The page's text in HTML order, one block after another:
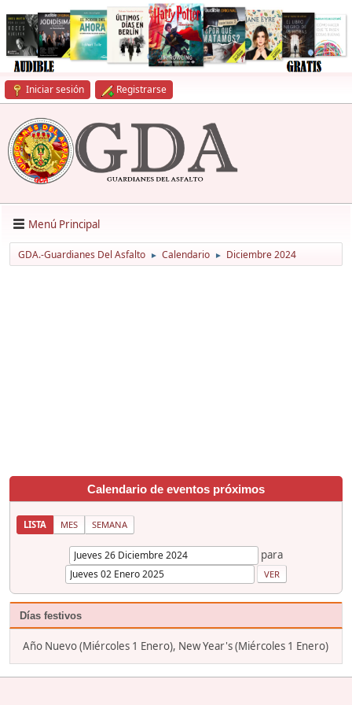
Iniciar sesión Registrarse
Menú Principal
GDA.-Guardianes Del Asfalto ► Calendario ► Diciembre 2024
Calendario de eventos próximos
LISTA MES SEMANA
para
Días festivos
Año Nuevo (Miércoles 1 Enero), New Year's (Miércoles 1 Enero)